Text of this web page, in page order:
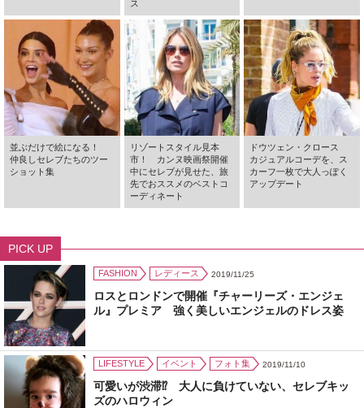
ス
並ぶだけで絵になる！
仲良しセレブたちのツー
ショット集
リゾートスタイル見本
市！ カンヌ映画祭開催
中にセレブが見せた、旅
先でおススメのベストコ
ーディネート
ドウツェン・クロース
カジュアルコーデを、ス
カーフ一枚で大人っぽく
アップデート
PICK UP
FASHION レディース 2019/11/25
ロスとロンドンで開催『チャーリーズ・エンジェ
ル』プレミア 強く美しいエンジェルのドレス姿
LIFESTYLE イベント フォト集 2019/11/10
可愛いが渋滞⁉ 大人に負けていない、セレブキッ
ズのハロウィン